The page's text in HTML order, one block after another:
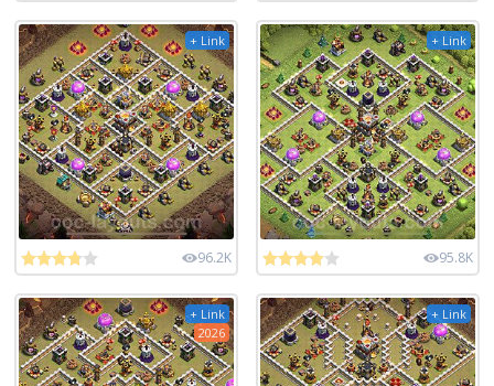
+ Link
96.2K
+ Link
95.8K
+ Link
2026
+ Link